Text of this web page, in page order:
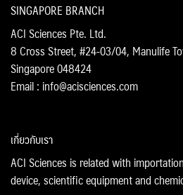
SINGAPORE BRANCH
ACI Sciences Pte. Ltd.
8 Cross Street, #24-03/04, Manulife
Singapore 048424
Email : info@acisciences.com
เกี่ยวกับเรา
ACI Sciences is related with
device, scientific equipment and